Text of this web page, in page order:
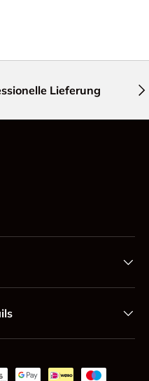
Lieferung